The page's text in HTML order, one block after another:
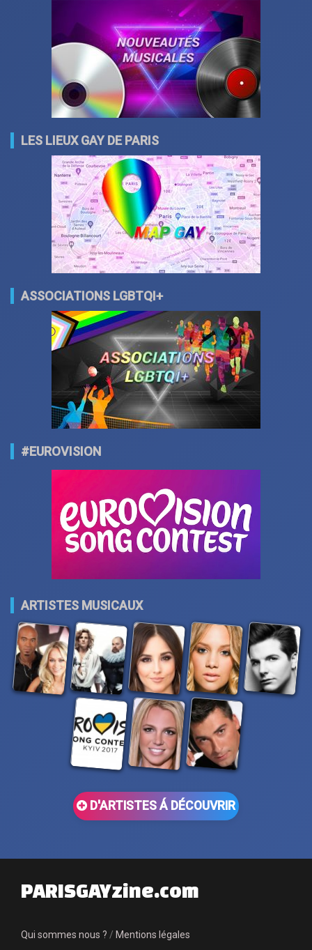
LES LIEUX GAY DE PARIS
ASSOCIATIONS LGBTQI+
#EUROVISION
ARTISTES MUSICAUX
D'ARTISTES Á DÉCOUVRIR
PARISGAYzine.com
Qui sommes nous ? / Mentions légales